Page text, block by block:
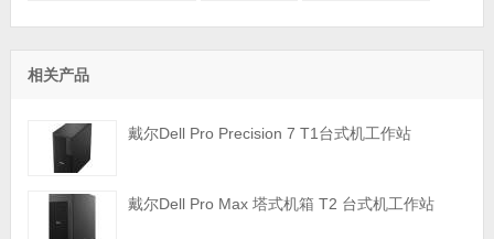
相关产品
戴尔Dell Pro Precision 7 T1台式机工作站
戴尔Dell Pro Max 塔式机箱 T2 台式机工作站